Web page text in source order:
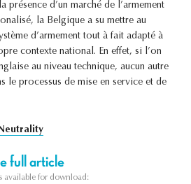
présence d’un marché de l’armement
la Belgique a su mettre au
d’armement tout à fait adapté à
contexte national. En effet, si l’on
au niveau technique, aucun autre
le processus de mise en service et de
full article
available for download: